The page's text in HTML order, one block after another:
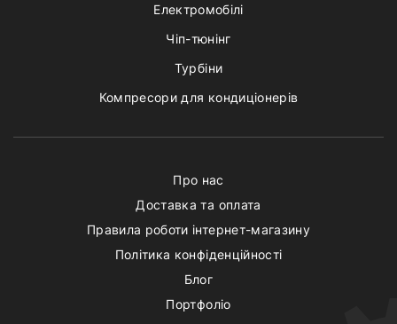
Електромобілі
Чіп-тюнінг
Турбіни
Компресори для кондиціонерів
Про нас
Доставка та оплата
Правила роботи інтернет-магазину
Політика конфіденційності
Блог
Портфоліо